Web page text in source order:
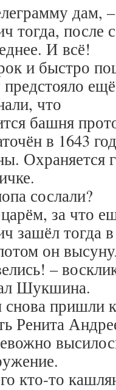
дам,
тогда, после
И всё!
и быстро
что
башня
в 1643
Охраняется
сослали?
за что
зашёл тогда
он
–
Шукшина.
пришли
Ренита
кто-то